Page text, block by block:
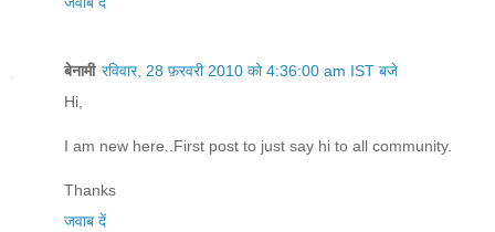
बेनामी रविवार, 28 फ़रवरी 2010 को 4:36:00 am IST बजे
Hi,
I am new here..First post to just say hi to all community.
Thanks
जवाब दें